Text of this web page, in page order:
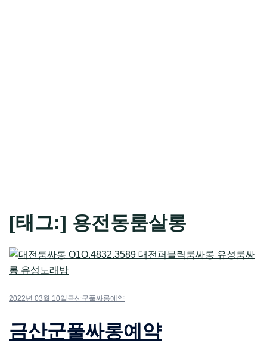
[태그:] 용전동룸살롱
2022년 03월 10일 금산군풀싸롱예약
금산군풀싸롱예약